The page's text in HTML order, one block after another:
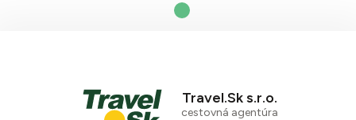
Travel.Sk s.r.o.
cestovná agentúra